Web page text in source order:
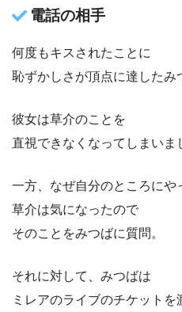
電話の相手
何度もキスされたことに
恥ずかしさが頂点に達したみ
彼女は草介のことを
直視できなくなってしまいま
一方、なぜ自分のところにや
草介は気になったので
そのことをみつばに質問。
それに対して、みつばは
ミレアのライブのチケットを